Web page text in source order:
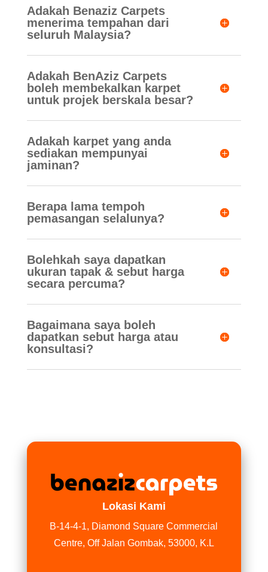
Adakah Benaziz Carpets
menerima tempahan dari
seluruh Malaysia?
Adakah BenAziz Carpets
boleh membekalkan karpet
untuk projek berskala besar?
Adakah karpet yang anda
sediakan mempunyai
jaminan?
Berapa lama tempoh
pemasangan selalunya?
Bolehkah saya dapatkan
ukuran tapak & sebut harga
secara percuma?
Bagaimana saya boleh
dapatkan sebut harga atau
konsultasi?
Lokasi Kami
B-14-4-1, Diamond Square Commercial
Centre, Off Jalan Gombak, 53000, K.L